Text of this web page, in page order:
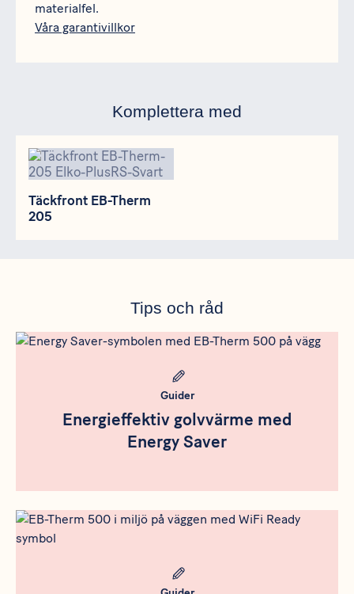
materialfel.
Våra garantivillkor
Komplettera med
Täckfront EB-Therm
205
Täckfront EB-Therm 205
Tips och råd
Meta bild
Guider
Energieffektiv golvvärme med
Energy Saver
Meta bild